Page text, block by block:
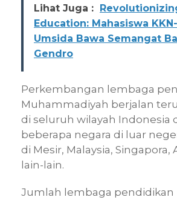
Lihat Juga :
Education: Mahasiswa
Umsida Bawa Semangat
Gendro
Perkembangan lembaga
Muhammadiyah berjalan
di seluruh wilayah Indonesia
beberapa negara di luar
di Mesir, Malaysia, Singapora,
lain-lain.
Jumlah lembaga pendidikan